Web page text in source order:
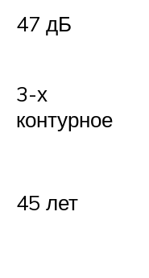
47 дБ
3-х
контурное
45 лет